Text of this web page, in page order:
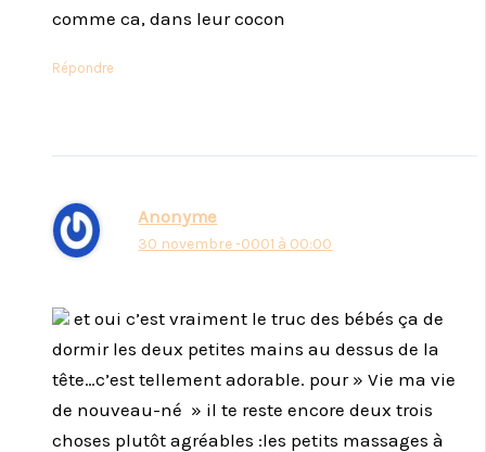
comme ca, dans leur cocon
Répondre
Anonyme
30 novembre -0001 à 00:00
et oui c’est vraiment le truc des bébés ça de
dormir les deux petites mains au dessus de la
tête…c’est tellement adorable. pour » Vie ma vie
de nouveau-né » il te reste encore deux trois
choses plutôt agréables :les petits massages à